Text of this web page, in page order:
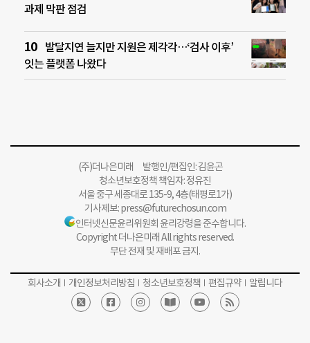
과제 막판 점검
발달지연 늘지만 지원은 제각각…‘검사 이후’
잇는 플랫폼 나왔다
(주)더나은미래 발행인/편집인: 김윤곤
청소년보호정책 책임자: 정유진
서울 중구 세종대로 135-9, 4층(태평로1가)
기사제보:press@futurechosun.com
인터넷신문윤리위원회 윤리강령을 준수합니다.
Copyright 더나은미래 All rights reserved.
무단 전재 및 재배포 금지.
회사소개 개인정보처리방침 청소년보호정책 편집규약 알립니다